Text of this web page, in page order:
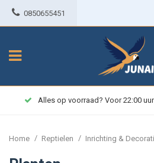
0850655451
Alles op voorraad? Voor 22:00
Home / Reptielen / Inrichting &